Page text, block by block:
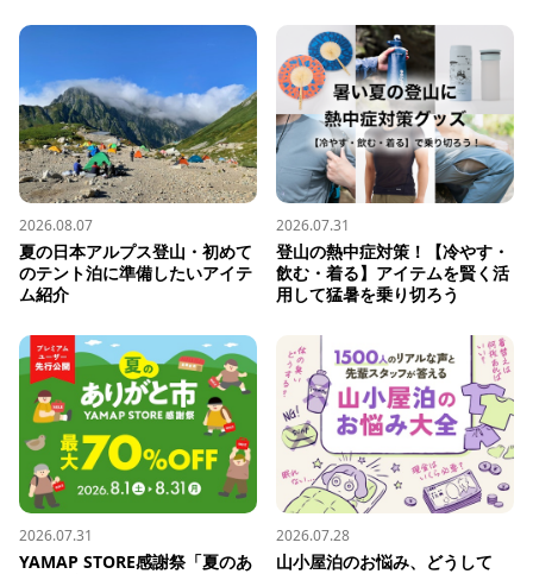
2026.08.07
夏の日本アルプス登山・初めて
のテント泊に準備したいアイテ
ム紹介
2026.07.31
登山の熱中症対策！【冷やす・
飲む・着る】アイテムを賢く活
用して猛暑を乗り切ろう
2026.07.31
YAMAP STORE感謝祭「夏のあ
2026.07.28
山小屋泊のお悩み、どうして